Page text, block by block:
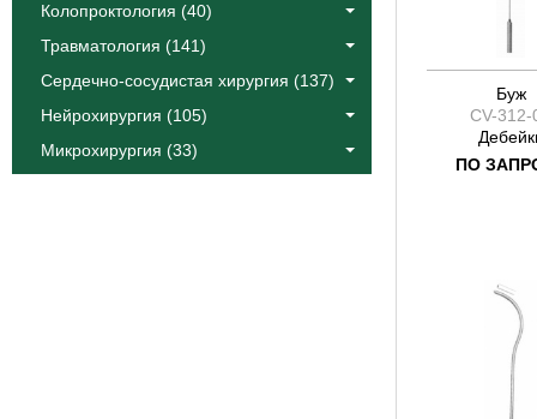
Колопроктология (40)
Травматология (141)
Сердечно-сосудистая хирургия (137)
Нейрохирургия (105)
Микрохирургия (33)
Буж
CV-312-
ПО